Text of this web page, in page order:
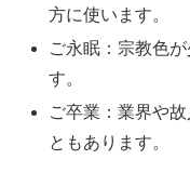
方に使います。
ご永眠：宗教色
す。
ご卒業：業界や
ともあります。